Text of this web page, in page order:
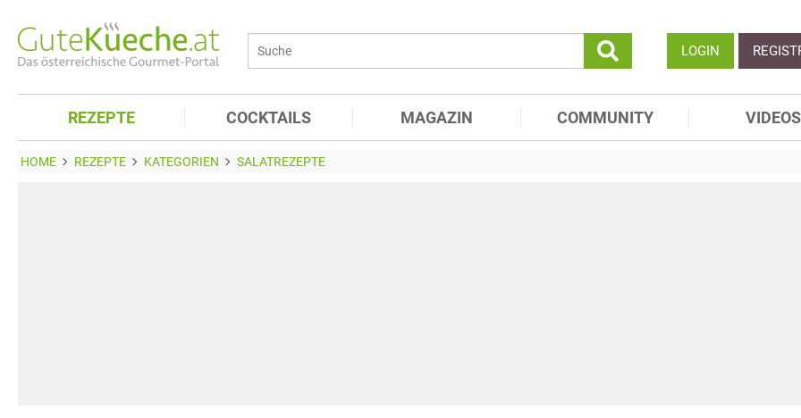
LOGIN
REZEPTE COCKTAILS MAGAZIN COMMUNITY VIDEOS
HOME REZEPTE KATEGORIEN SALATREZEPTE